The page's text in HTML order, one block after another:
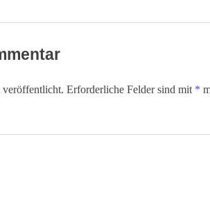
Erforderliche Felder sind mit *